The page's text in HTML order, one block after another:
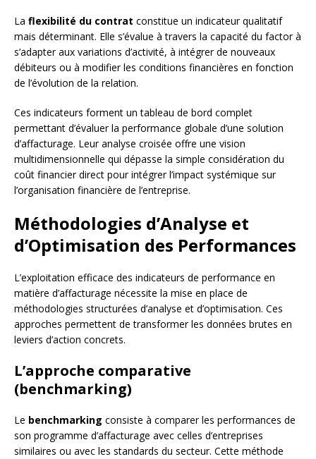
La flexibilité du contrat constitue un indicateur qualitatif
mais déterminant. Elle s’évalue à travers la capacité du factor à
s’adapter aux variations d’activité, à intégrer de nouveaux
débiteurs ou à modifier les conditions financières en fonction
de l’évolution de la relation.
Ces indicateurs forment un tableau de bord complet
permettant d’évaluer la performance globale d’une solution
d’affacturage. Leur analyse croisée offre une vision
multidimensionnelle qui dépasse la simple considération du
coût financier direct pour intégrer l’impact systémique sur
l’organisation financière de l’entreprise.
Méthodologies d’Analyse et
d’Optimisation des Performances
L’exploitation efficace des indicateurs de performance en
matière d’affacturage nécessite la mise en place de
méthodologies structurées d’analyse et d’optimisation. Ces
approches permettent de transformer les données brutes en
leviers d’action concrets.
L’approche comparative
(benchmarking)
Le benchmarking consiste à comparer les performances de
son programme d’affacturage avec celles d’entreprises
similaires ou avec les standards du secteur. Cette méthode